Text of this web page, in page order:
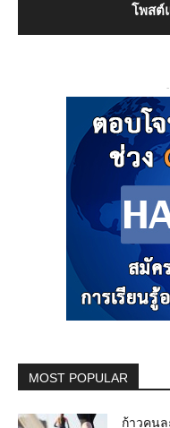
MOST POPULAR
ก้าวคนล